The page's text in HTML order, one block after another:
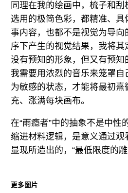
同理在我的绘画中，梳子和
选用的极简色彩，都精准、具
事内容，也都不是视觉为导向
序下产生的视觉结果，我将其
没有预知的形象，但又有预知
我需要用浓烈的音乐来笼罩自
为敏感的状态，才能将最初熹
充、涨满每块画布。
在“雨瘾者”中的抽象不是中性
缩进材料逻辑，是意义通过观
显现所造出的，“最低限度的雕
更多图片